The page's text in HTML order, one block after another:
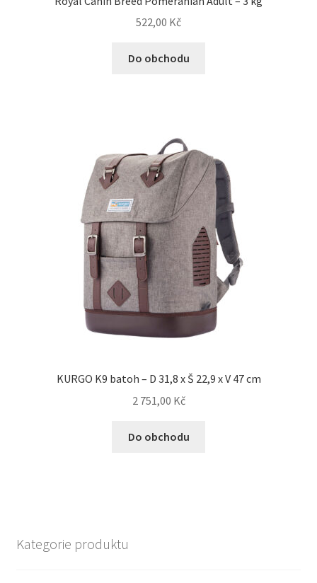
522,00 Kč
Do obchodu
KURGO K9 batoh – D 31,8 x Š 22,9 x V 47 cm
2 751,00 Kč
Do obchodu
Kategorie produktu